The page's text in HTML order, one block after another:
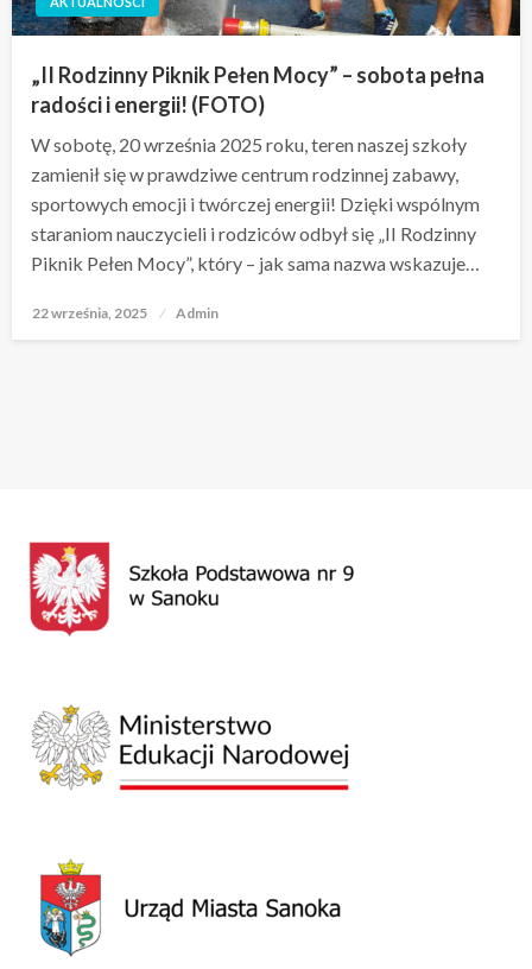
„II Rodzinny Piknik Pełen Mocy” – sobota pełna
radości i energii! (FOTO)
W sobotę, 20 września 2025 roku, teren naszej szkoły
zamienił się w prawdziwe centrum rodzinnej zabawy,
sportowych emocji i twórczej energii! Dzięki wspólnym
staraniom nauczycieli i rodziców odbył się „II Rodzinny
Piknik Pełen Mocy”, który – jak sama nazwa wskazuje…
Opublikowane
22 września, 2025 Admin